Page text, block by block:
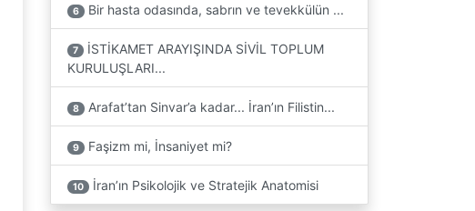
6 Bir hasta odasında, sabrın ve tevekkülün ...
7
İSTİKAMET ARAYIŞINDA SİVİL TOPLUM
KURULUŞLARI...
8 Arafat’tan Sinvar’a kadar... İran’ın Filistin...
9 Faşizm mi, İnsaniyet mi?
10 İran’ın Psikolojik ve Stratejik Anatomisi